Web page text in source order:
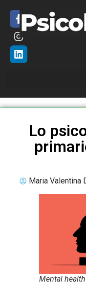
Lo
Maria Valentina
Mental